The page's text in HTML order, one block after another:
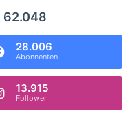
62.048
28.006
Abonnenten
13.915
Follower